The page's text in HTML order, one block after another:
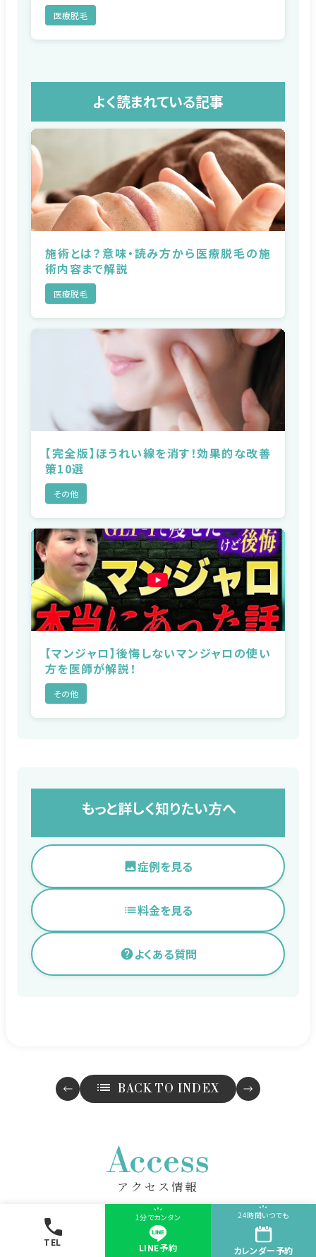
TEL
1分でカンタン
LINE予約
24時間いつでも
カレンダー予約
医療脱毛
よく読まれている記事
施術とは？意味・読み方から医療脱毛の施
術内容まで解説
医療脱毛
【完全版】ほうれい線を消す！効果的な改善
策10選
その他
【マンジャロ】後悔しないマンジャロの使い
方を医師が解説！
その他
もっと詳しく知りたい方へ
症例を見る
料金を見る
よくある質問
BACK TO INDEX
Access
アクセス情報